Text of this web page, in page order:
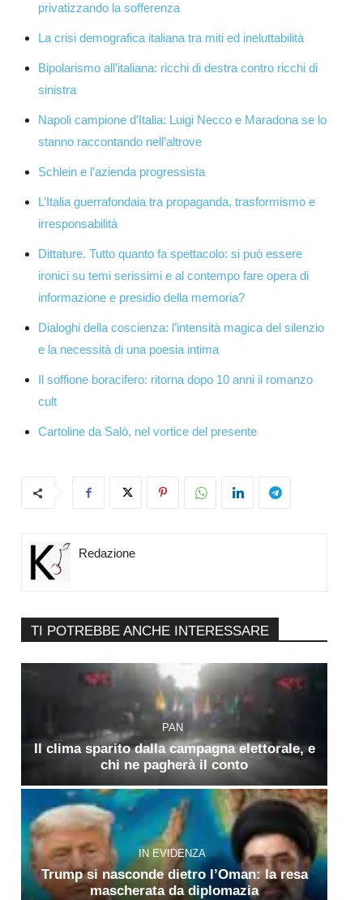
privatizzando la sofferenza
La crisi demografica italiana tra miti ed ineluttabilità
Bipolarismo all’italiana: ricchi di destra contro ricchi di
sinistra
Napoli campione d’Italia: Luigi Necco e Maradona se lo
stanno raccontando nell’altrove
Schlein e l’azienda progressista
L’Italia guerrafondaia tra propaganda, trasformismo e
irresponsabilità
Dittature. Tutto quanto fa spettacolo: si può essere
ironici su temi serissimi e al contempo fare opera di
informazione e presidio della memoria?
Dialoghi della coscienza: l’intensità magica del silenzio
e la necessità di una poesia intima
Il soffione boracifero: ritorna dopo 10 anni il romanzo
cult
Cartoline da Salò, nel vortice del presente
Redazione
TI POTREBBE ANCHE INTERESSARE
PAN
Il clima sparito dalla campagna elettorale, e
chi ne pagherà il conto
IN EVIDENZA
Trump si nasconde dietro l’Oman: la resa
mascherata da diplomazia